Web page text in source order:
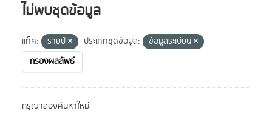
ไม่พบชุดข้อมูล
แท็ค: รายปี ประเภทชุดข้อมูล:
ข้อมูลระเบียน
กรองผลลัพธ์
กรุณาลองค้นหาใหม่